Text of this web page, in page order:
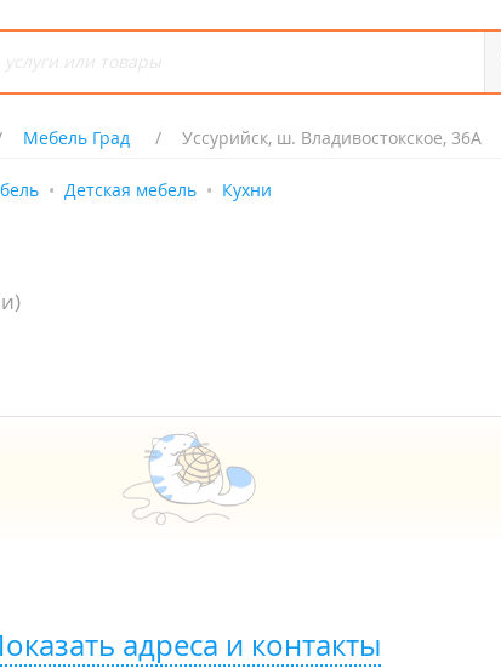
Мебель Град Уссурийск, ш. Владивостокское, 36А
Детская мебель Кухни
адреса и контакты